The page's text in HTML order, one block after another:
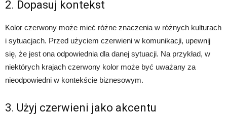
2. Dopasuj kontekst
Kolor czerwony może mieć różne znaczenia w różnych kulturach
i sytuacjach. Przed użyciem czerwieni w komunikacji, upewnij
się, że jest ona odpowiednia dla danej sytuacji. Na przykład, w
niektórych krajach czerwony kolor może być uważany za
nieodpowiedni w kontekście biznesowym.
3. Użyj czerwieni jako akcentu